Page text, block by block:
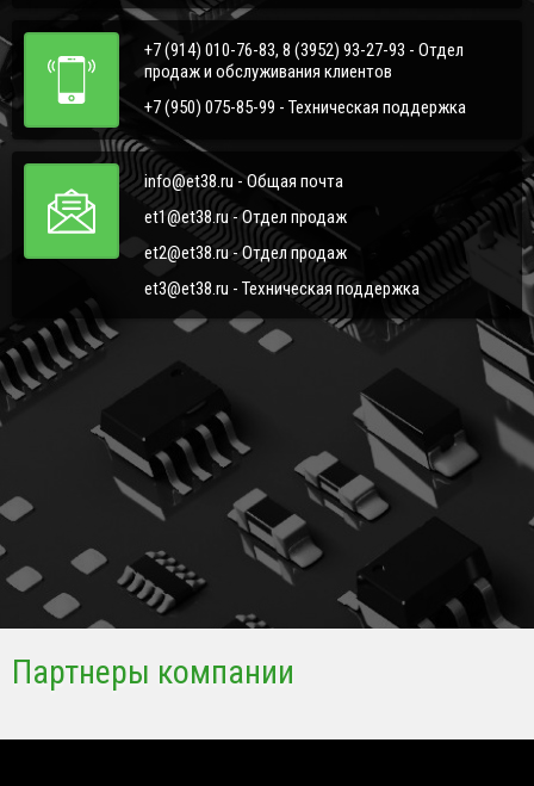
+7 (914) 010-76-83, 8 (3952) 93-27-93 - Отдел
продаж и обслуживания клиентов
+7 (950) 075-85-99 - Техническая поддержка
info@et38.ru - Общая почта
et1@et38.ru - Отдел продаж
et2@et38.ru - Отдел продаж
et3@et38.ru - Техническая поддержка
Партнеры компании